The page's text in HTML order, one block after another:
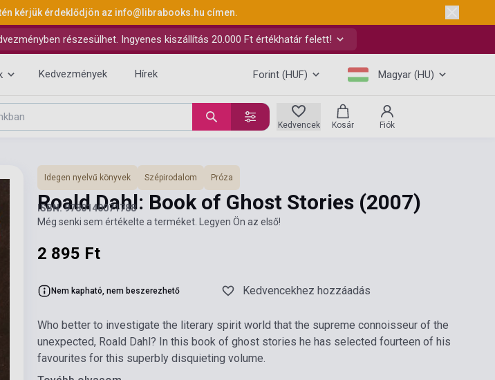
kérjük érdeklődjön az info@librabooks.hu címen.
részesülhet. Ingyenes kiszállítás 20.000 Ft értékhatár felett!
Kedvezmények Hírek Forint (HUF) Magyar (HU)
Kedvencek Kosár Fiók
Idegen nyelvű könyvek Szépirodalom Próza
Roald Dahl: Book of Ghost Stories (2007)
ISBN: 9780140071788
Még senki sem értékelte a terméket. Legyen Ön az első!
2 895 Ft
Nem kapható, nem beszerezhető Kedvencekhez hozzáadás
Who better to investigate the literary spirit world that the supreme connoisseur of the
unexpected, Roald Dahl? In this book of ghost stories he has selected fourteen of his
favourites for this superbly disquieting volume.